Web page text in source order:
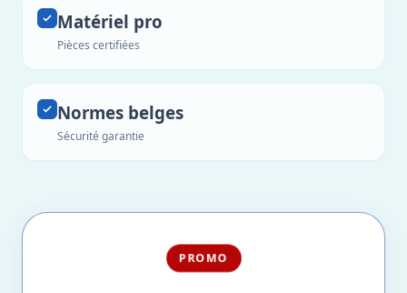
Matériel pro
Pièces certifiées
Normes belges
Sécurité garantie
PROMO